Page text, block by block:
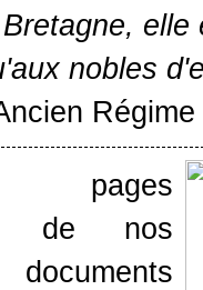
nobles
pages
de nos